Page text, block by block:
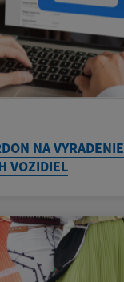
NA VYRADENIE
VOZIDIEL